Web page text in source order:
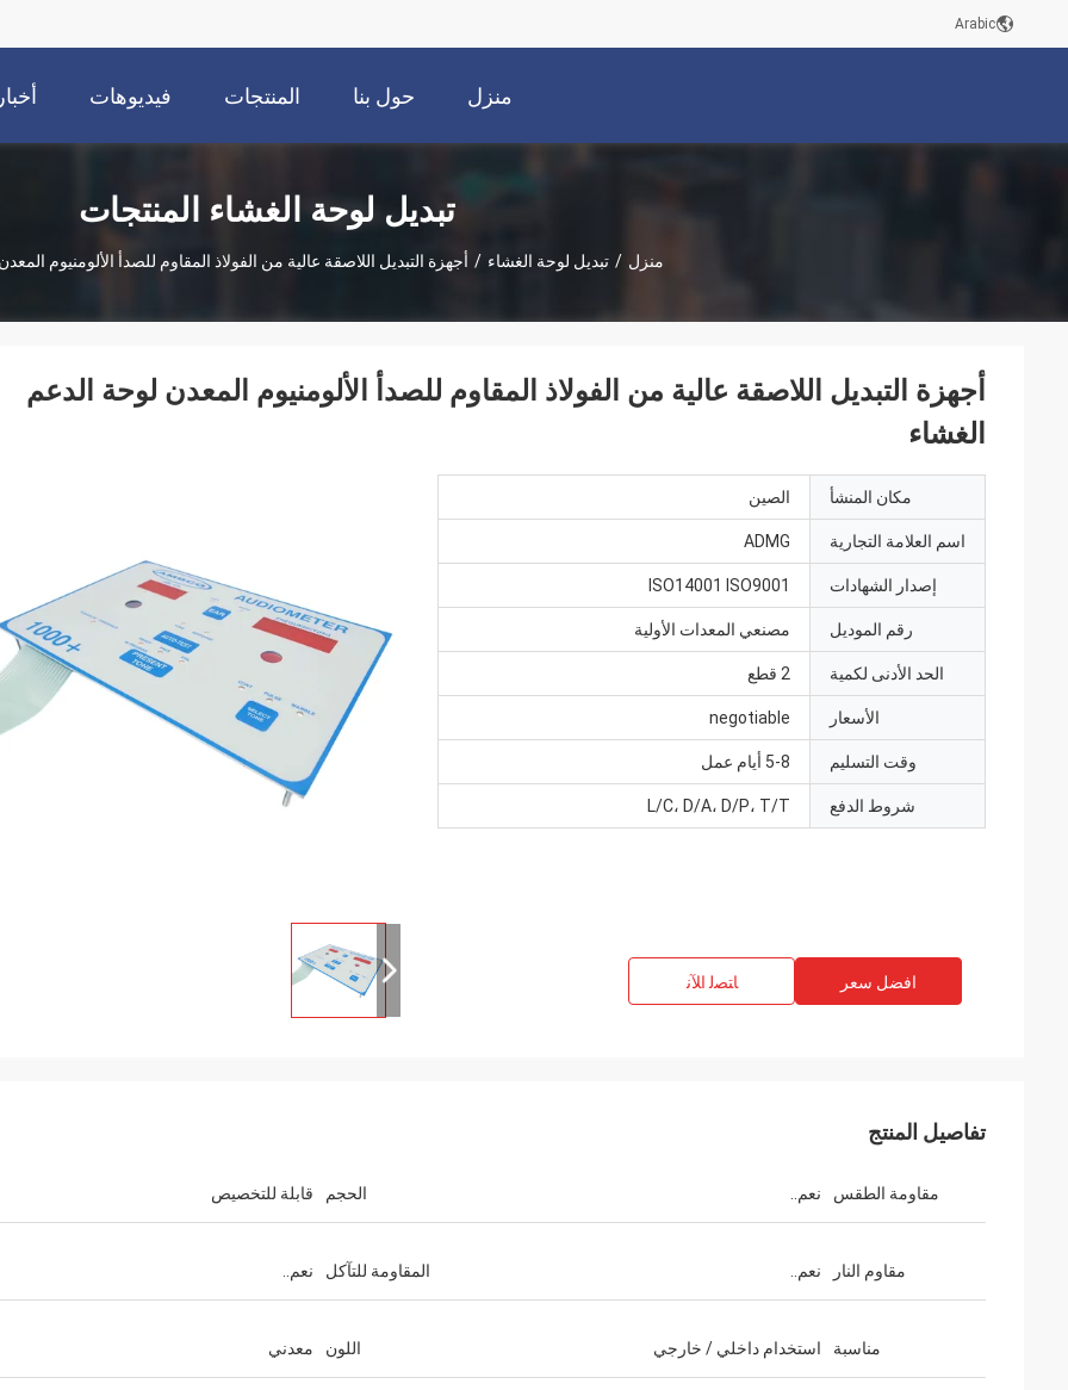
Arabic
منزل حول بنا المنتجات فيديوهات
تبديل لوحة الغشاء المنتجات
منزل / تبديل لوحة الغشاء / أجهزة التبديل اللاصقة عالية من الفولاذ المقاوم للصدأ الألومنيوم
أجهزة التبديل اللاصقة عالية من الفولاذ المقاوم للصدأ الألومنيوم المعدن لوحة الدعم
الغشاء
مكان المنشأ الصين
اسم العلامة التجارية ADMG
إصدار الشهادات ISO14001 ISO9001
رقم الموديل مصنعي المعدات الأولية
الحد الأدنى لكمية 2 قطع
الأسعار negotiable
وقت التسليم 5-8 أيام عمل
شروط الدفع L/C، D/A، D/P، T/T
افضل سعر ﺎﺘﺼﻟ ﺍﻶﻧ
تفاصيل المنتج
مقاومة الطقس نعم.. الحجم قابلة للتخصيص
مقاوم النار نعم.. المقاومة للتآكل نعم..
مناسبة استخدام داخلي / خارجي اللون معدني